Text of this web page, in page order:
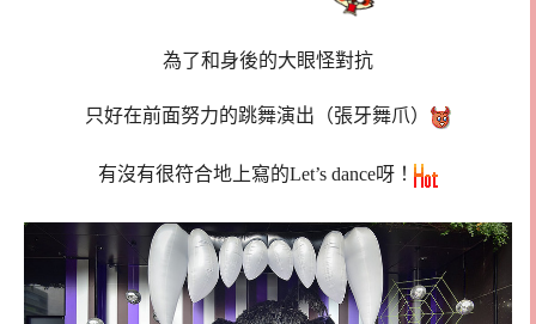
為了和身後的大眼怪對抗
只好在前面努力的跳舞演出（張牙舞爪）
有沒有很符合地上寫的Let’s dance呀！